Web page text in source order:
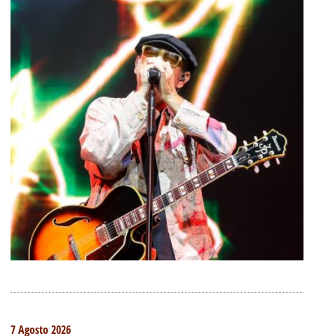
7 Agosto 2026